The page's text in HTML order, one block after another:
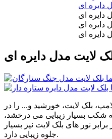
لایت مدل دایره ای
بلک لایت، خورشید و... را در
شکب بسیار زیبایی می درخشد،
نور های بلک لایت نیز بسیار
جلوه زیبایی دارد.